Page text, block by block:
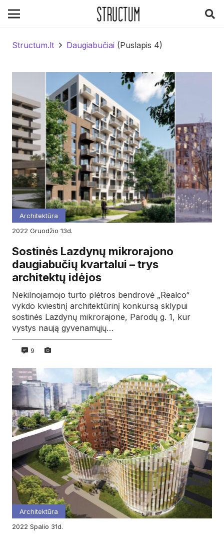
Structum.lt Daugiabučiai (Puslapis 4)
Architektūra
2022
gruodžio 13d.
Sostinės Lazdynų mikrorajono
daugiabučių kvartalui – trys
architektų idėjos
Nekilnojamojo turto plėtros bendrovė „Realco“
vykdo kviestinį architektūrinį konkursą sklypui
sostinės Lazdynų mikrorajone, Parodų g. 1, kur
vystys naują gyvenamųjų…
9
Architektūra
2022
spalio 31d.